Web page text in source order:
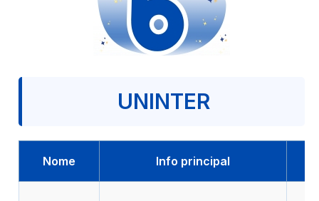
UNINTER
Nome Info principal